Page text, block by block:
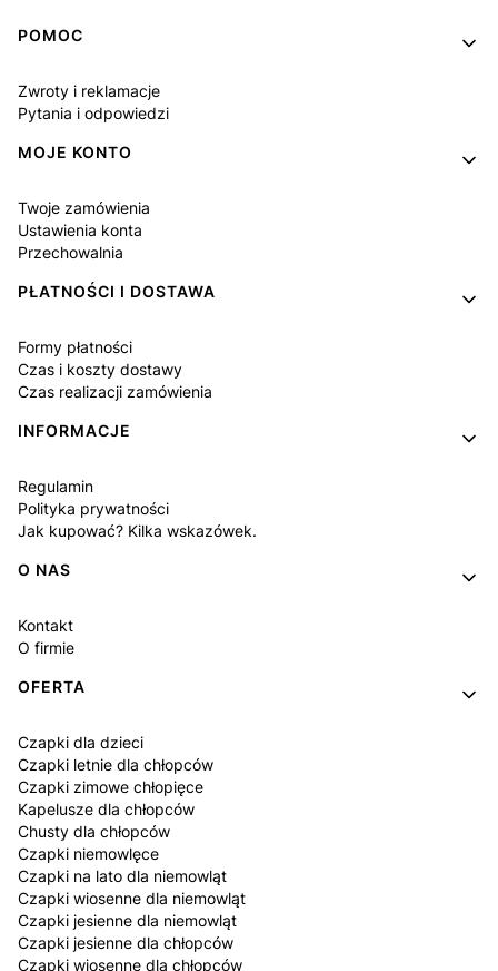
Linki w stopce
POMOC
Zwroty i reklamacje
Pytania i odpowiedzi
MOJE KONTO
Twoje zamówienia
Ustawienia konta
Przechowalnia
PŁATNOŚCI I DOSTAWA
Formy płatności
Czas i koszty dostawy
Czas realizacji zamówienia
INFORMACJE
Regulamin
Polityka prywatności
Jak kupować? Kilka wskazówek.
O NAS
Kontakt
O firmie
OFERTA
Czapki dla dzieci
Czapki letnie dla chłopców
Czapki zimowe chłopięce
Kapelusze dla chłopców
Chusty dla chłopców
Czapki niemowlęce
Czapki na lato dla niemowląt
Czapki wiosenne dla niemowląt
Czapki jesienne dla niemowląt
Czapki jesienne dla chłopców
Czapki wiosenne dla chłopców